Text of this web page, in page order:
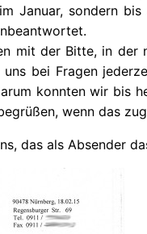
Januar, sondern
mit der Bitte, in der
bei Fragen
konnten wir bis
wenn das
das als Absender